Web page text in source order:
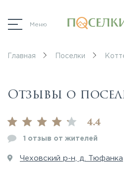
Меню
Главная Поселки
Отзывы о
4.4
1 отзыв от жителей
Чеховский р-н, д. Тюфанка